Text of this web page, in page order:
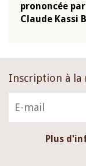
prononcée
Claude Kassi
Inscription à la
Plus